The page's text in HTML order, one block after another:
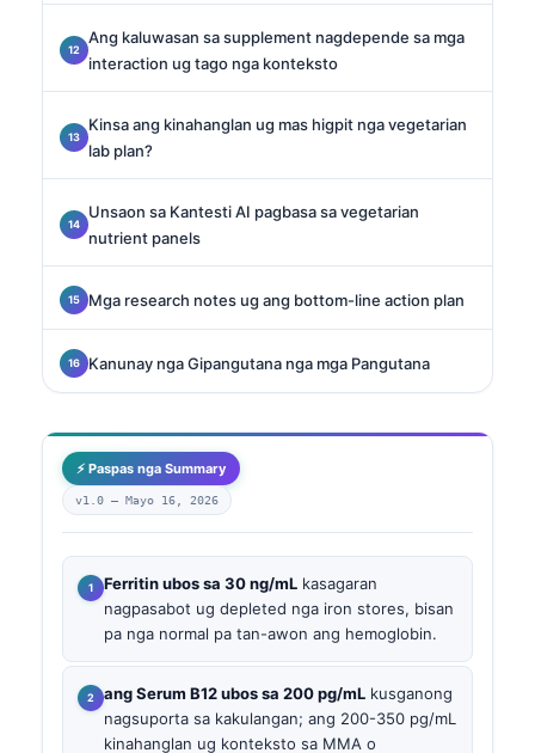
Ang kaluwasan sa supplement nagdepende sa mga
interaction ug tago nga konteksto
Kinsa ang kinahanglan ug mas higpit nga vegetarian
lab plan?
Unsaon sa Kantesti AI pagbasa sa vegetarian
nutrient panels
Mga research notes ug ang bottom-line action plan
Kanunay nga Gipangutana nga mga Pangutana
⚡ Paspas nga Summary
v1.0 — Mayo 16, 2026
Ferritin ubos sa 30 ng/mL kasagaran
nagpasabot ug depleted nga iron stores, bisan
pa nga normal pa tan-awon ang hemoglobin.
ang Serum B12 ubos sa 200 pg/mL kusganong
nagsuporta sa kakulangan; ang 200-350 pg/mL
kinahanglan ug konteksto sa MMA o